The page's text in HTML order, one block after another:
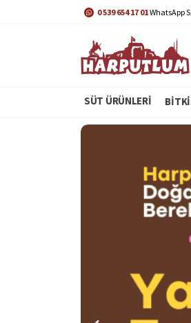
0 539 654 17 01WhatsApp
SÜT ÜRÜNLERİ